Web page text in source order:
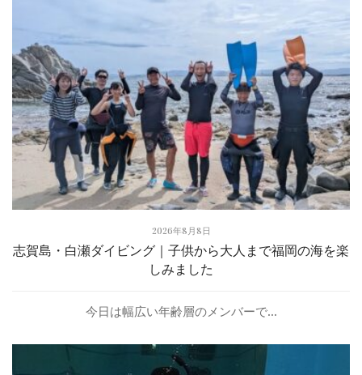
2026年8月8日
志賀島・白瀬ダイビング｜子供から大人まで福岡の海を楽
しみました
今日は幅広い年齢層のメンバーで...